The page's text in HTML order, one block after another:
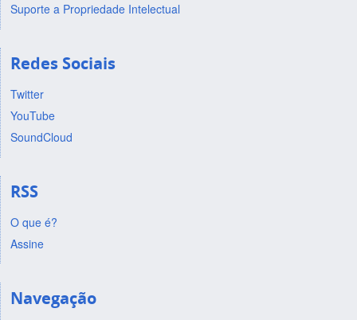
Suporte a Propriedade Intelectual
Redes Sociais
Twitter
YouTube
SoundCloud
RSS
O que é?
Assine
Navegação